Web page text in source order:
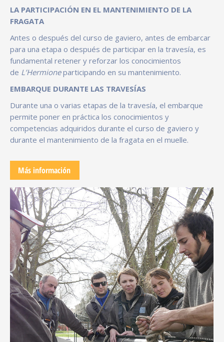
LA PARTICIPACIÓN EN EL MANTENIMIENTO DE LA
FRAGATA
Antes o después del curso de gaviero, antes de embarcar
para una etapa o después de participar en la travesía, es
fundamental retener y reforzar los conocimientos
de L’Hermioneparticipando en su mantenimiento.
EMBARQUE DURANTE LAS TRAVESÍAS
Durante una o varias etapas de la travesía, el embarque
permite poner en práctica los conocimientos y
competencias adquiridos durante el curso de gaviero y
durante el mantenimiento de la fragata en el muelle.
Más información